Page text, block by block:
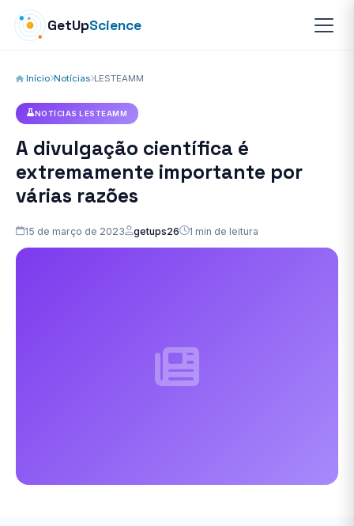
GetUpScience
Início Notícias LESTEAMM
NOTÍCIAS LESTEAMM
A divulgação científica é
extremamente importante por
várias razões
15 de março de 2023 getups26 1 min de leitura